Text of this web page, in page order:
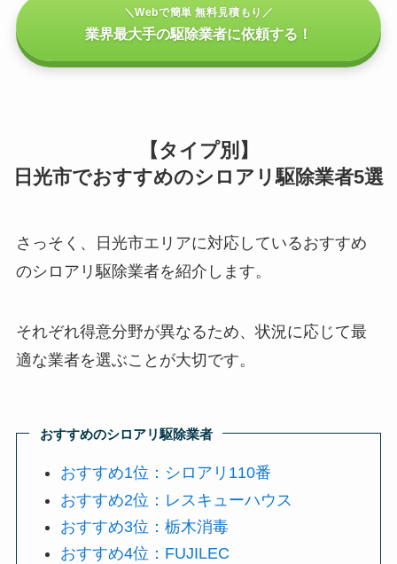
＼Webで簡単 無料見積もり／
業界最大手の駆除業者に依頼する！
【タイプ別】
日光市でおすすめのシロアリ駆除業者5選
さっそく、日光市エリアに対応しているおすすめ
のシロアリ駆除業者を紹介します。
それぞれ得意分野が異なるため、状況に応じて最
適な業者を選ぶことが大切です。
おすすめのシロアリ駆除業者
おすすめ1位：シロアリ110番
おすすめ2位：レスキューハウス
おすすめ3位：栃木消毒
おすすめ4位：FUJILEC